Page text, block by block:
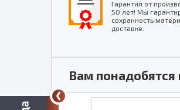
Гарантия от
50 лет! Мы
сохранность
доставке.
Вам